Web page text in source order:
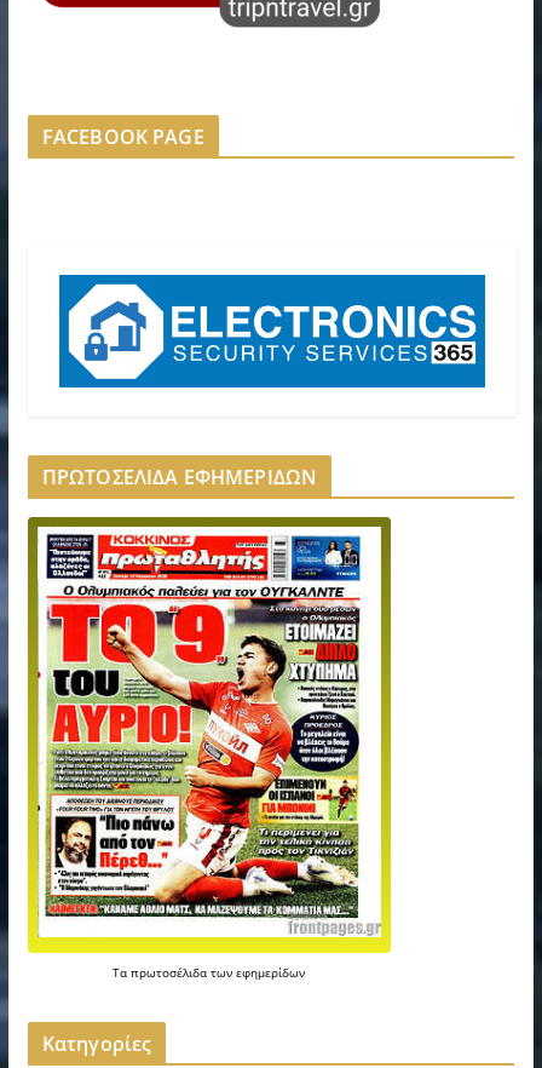
FACEBOOK PAGE
ΠΡΩΤΟΣΕΛΙΔΑ ΕΦΗΜΕΡΙΔΩΝ
Ταπρωτοσέλιδατωνεφημερίδων
Kατηγορίες